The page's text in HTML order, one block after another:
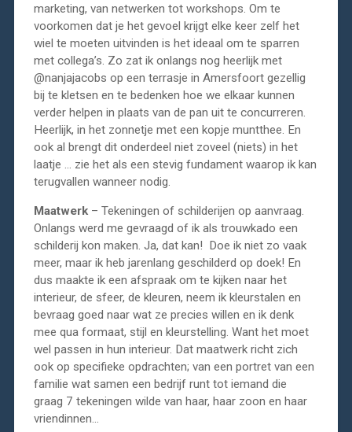
marketing, van netwerken tot workshops. Om te
voorkomen dat je het gevoel krijgt elke keer zelf het
wiel te moeten uitvinden is het ideaal om te sparren
met collega’s. Zo zat ik onlangs nog heerlijk met
@nanjajacobs op een terrasje in Amersfoort gezellig
bij te kletsen en te bedenken hoe we elkaar kunnen
verder helpen in plaats van de pan uit te concurreren.
Heerlijk, in het zonnetje met een kopje muntthee. En
ook al brengt dit onderdeel niet zoveel (niets) in het
laatje … zie het als een stevig fundament waarop ik kan
terugvallen wanneer nodig.
Maatwerk– Tekeningen of schilderijen op aanvraag.
Onlangs werd me gevraagd of ik als trouwkado een
schilderij kon maken. Ja, dat kan! Doe ik niet zo vaak
meer, maar ik heb jarenlang geschilderd op doek! En
dus maakte ik een afspraak om te kijken naar het
interieur, de sfeer, de kleuren, neem ik kleurstalen en
bevraag goed naar wat ze precies willen en ik denk
mee qua formaat, stijl en kleurstelling. Want het moet
wel passen in hun interieur. Dat maatwerk richt zich
ook op specifieke opdrachten; van een portret van een
familie wat samen een bedrijf runt tot iemand die
graag 7 tekeningen wilde van haar, haar zoon en haar
vriendinnen…